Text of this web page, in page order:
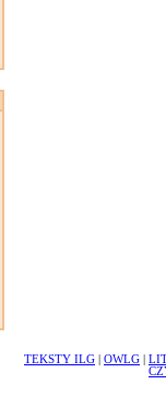
TEKSTY ILG OWLG